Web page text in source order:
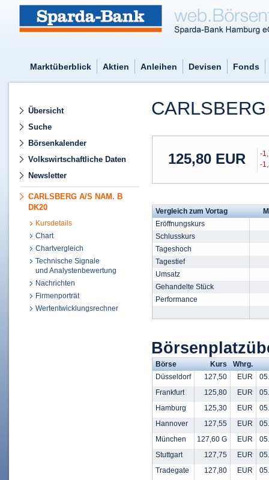
Marktüberblick Aktien Anleihen Devisen Fonds
Übersicht
Suche
Börsenkalender
Volkswirtschaftliche Daten
Newsletter
CARLSBERG A/S NAM. B
DK20
Kursdetails
Chart
Chartvergleich
Technische Signale
und Analystenbewertung
Nachrichten
Firmenporträt
Wertentwicklungsrechner
125,80 EUR
-
-
Vergleich zum Vortag
Eröffnungskurs
Schlusskurs
Tageshoch
Tagestief
Umsatz
Gehandelte Stück
Performance
Börse Kurs
Whrg.
Düsseldorf
127,50 EUR
Frankfurt
125,80 EUR
Hamburg
125,30 EUR
Hannover
127,55 EUR
München
127,60 G EUR
Stuttgart
127,75 EUR
Tradegate
127,80 EUR